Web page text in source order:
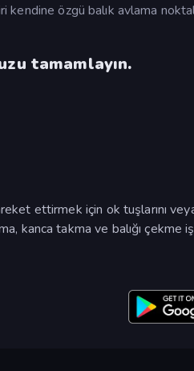
kendine özgü balık avlama
tamamlayın.
ettirmek için ok tuşlarını
kanca takma ve balığı